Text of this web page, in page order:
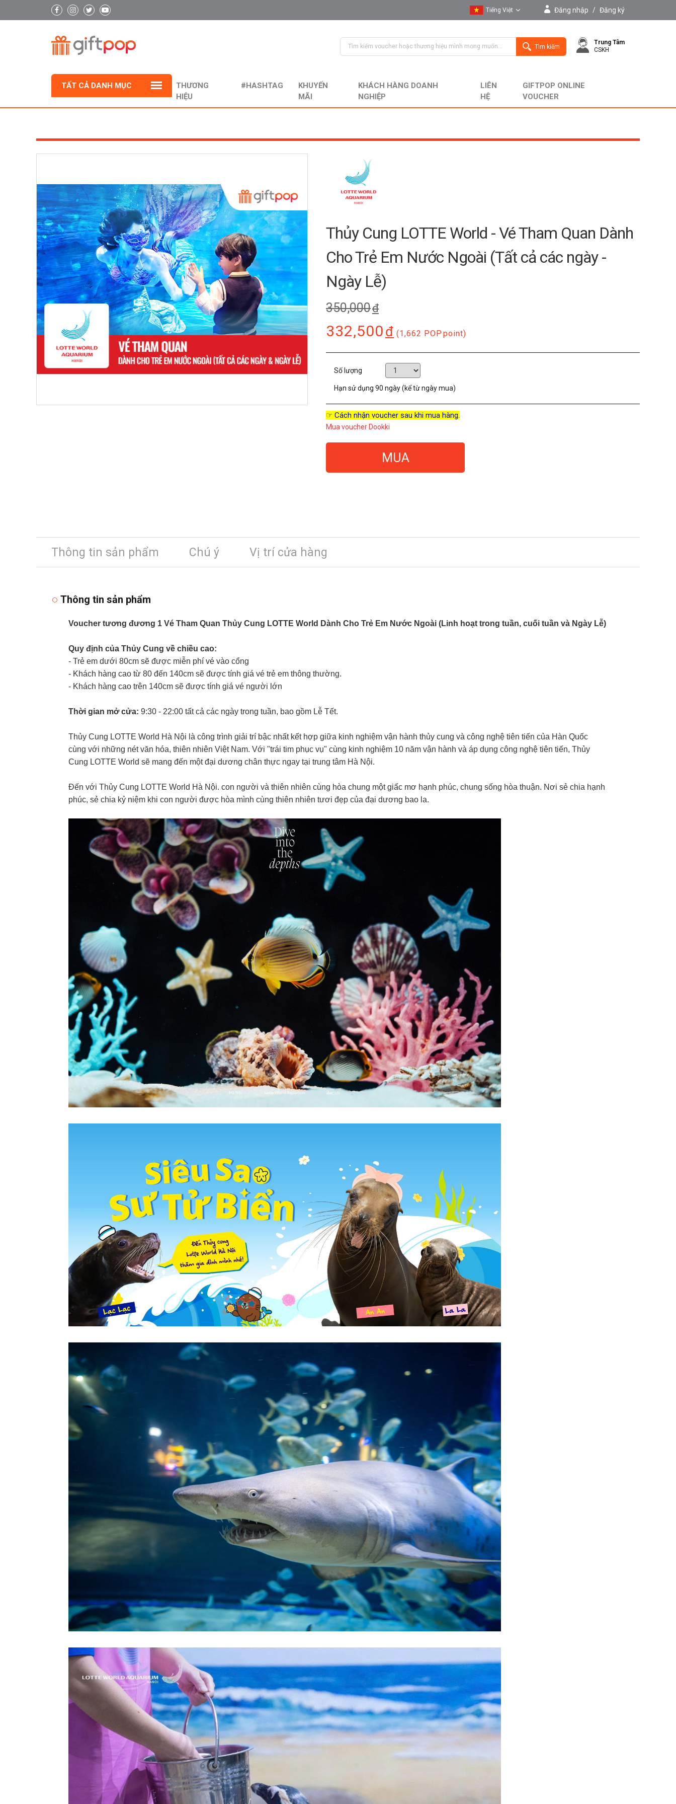
Tiếng Việt
English
Đăng nhập / Đăng ký
Tìm kiếm
Trung Tâm
CSKH
TẤT CẢ DANH MỤC
THƯƠNG
HIỆU
#HASHTAG
KHUYẾN
MÃI
KHÁCH HÀNG DOANH
NGHIỆP
LIÊN
HỆ
GIFTPOP ONLINE
VOUCHER
Thủy Cung LOTTE World - Vé Tham Quan Dành
Cho Trẻ Em Nước Ngoài (Tất cả các ngày -
Ngày Lễ)
350,000đ
332,500đ (1,662 POP point)
Số lượng
Hạn sử dụng 90 ngày (kể từ ngày mua)
☞ Cách nhận voucher sau khi mua hàng.
Mua voucher Dookki
MUA
Thông tin sản phẩm Chú ý Vị trí cửa hàng
Thông tin sản phẩm
Voucher tương đương 1 Vé Tham Quan Thủy Cung LOTTE World Dành Cho Trẻ Em Nước Ngoài (Linh hoạt trong tuần, cuối tuần và Ngày Lễ)
Quy định của Thủy Cung về chiều cao:
- Trẻ em dưới 80cm sẽ được miễn phí vé vào cổng
- Khách hàng cao từ 80 đến 140cm sẽ được tính giá vé trẻ em thông thường.
- Khách hàng cao trên 140cm sẽ được tính giá vé người lớn
Thời gian mở cửa:9:30 - 22:00 tất cả các ngày trong tuần, bao gồm Lễ Tết.
Thủy Cung LOTTE World Hà Nội là công trình giải trí bậc nhất kết hợp giữa kinh nghiệm vận hành thủy cung và công nghệ tiên tiến của Hàn Quốc
cùng với những nét văn hóa, thiên nhiên Việt Nam. Với "trái tim phục vụ" cùng kinh nghiệm 10 năm vận hành và áp dụng công nghệ tiên tiến, Thủy
Cung LOTTE World sẽ mang đến một đại dương chân thực ngay tại trung tâm Hà Nội.
Đến với Thủy Cung LOTTE World Hà Nội. con người và thiên nhiên cùng hòa chung một giấc mơ hạnh phúc, chung sống hòa thuận. Nơi sẻ chia hạnh
phúc, sẻ chia kỷ niệm khi con người được hòa mình cùng thiên nhiên tươi đẹp của đại dương bao la.